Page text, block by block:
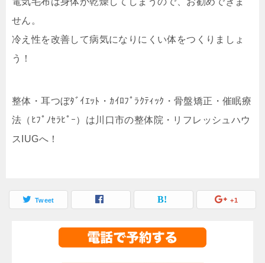
せん。
冷え性を改善して病気になりにくい体をつくりましょ
う！
整体・耳つぼﾀﾞｲｴｯﾄ・ｶｲﾛﾌﾟﾗｸﾃｨｯｸ・骨盤矯正・催眠療
法（ﾋﾌﾟﾉｾﾗﾋﾟｰ）は川口市の整体院・リフレッシュハウ
スIUGへ！
Tweet +1